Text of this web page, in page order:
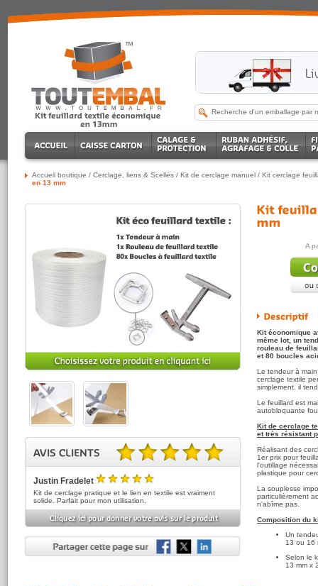
Accueil boutique / Cerclage, liens & Scellés / Kit de cerclage manuel / Kit cerclage
en 13 mm
5.00 sur 5 basé sur 1 note(s).
Justin Fradelet
5
Kit de cerclage pratique et le lien en textile est vraiment
solide. Parfait pour mon utilisation.
A
Kit économique
même lot, un
rouleau de
et 80 boucles
Le tendeur à
cerclage textile
simplement. il
Le feuillard est
autobloquante
Kit de cerclage
et très résistant
Réalisant des
1er prix pour
l'outillage
plastique pour
La souplesse
particulièrement
n'abîme pas.
Composition du
Un
13 ou 16
Selon le
13 mm x